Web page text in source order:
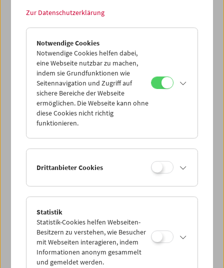
< Vorherige Woche
Mo 1.2.
Di 2.2.
Mi 3.2.
Do 4.2.
So 7.2.
PROGRAMM ÜBERBLICK
Zur Datenschutzerklärung
Notwendige Cookies
Notwendige Cookies helfen dabei,
eine Webseite nutzbar zu machen,
indem sie Grundfunktionen wie
Seitennavigation und Zugriff auf
sichere Bereiche der Webseite
ermöglichen. Die Webseite kann ohne
diese Cookies nicht richtig
funktionieren.
Drittanbieter Cookies
Statistik
Statistik-Cookies helfen Webseiten-
Besitzern zu verstehen, wie Besucher
mit Webseiten interagieren, indem
Informationen anonym gesammelt
und gemeldet werden.